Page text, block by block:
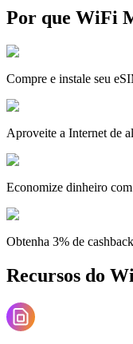
Por que WiFi
Compre e instale seu
Aproveite a Internet de
Economize dinheiro
Obtenha 3% de
Recursos do